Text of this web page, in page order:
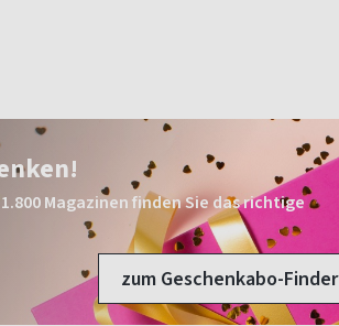
Magazinen finden Sie das richtige
zum Geschenkabo-Finder